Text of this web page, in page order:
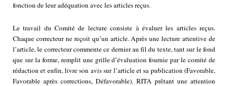
fonction de leur adéquation avec les articles reçus.
Le travail du Comité de lecture consiste à évaluer les articles reçus.
Chaque correcteur ne reçoit qu’un article. Après une lecture attentive de
l’article, le correcteur commente ce dernier au fil du texte, tant sur le fond
que sur la forme, remplit une grille d’évaluation fournie par le comité de
rédaction et enfin, livre son avis sur l’article et sa publication (Favorable,
Favorable après corrections, Défavorable). RITA prêtant une attention